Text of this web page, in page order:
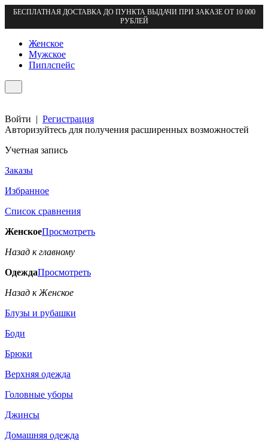
БЕСПЛАТНАЯ ДОСТАВКА ДО ПУНКТА ВЫДАЧИ ПРИ ЗАКАЗЕ ОТ 10 000
РУБЛЕЙ
Женское
Мужское
Пиплспейс
Войти | Регистрация
Авторизуйтесь для получения расширенных возможностей
Учетная запись
Заказы
Избранное
Список сравнения
ЖенскоеПросмотреть
Назад к главному
ОдеждаПросмотреть
Назад к Женское
Блузы и рубашки
Боди
Брюки
Верхняя одежда
Головные уборы
Джинсы
Домашняя одежда